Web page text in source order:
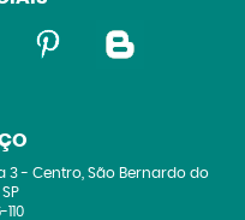
3- Centro, São Bernardo do
SP
110